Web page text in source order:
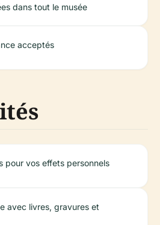
dans tout le musée
acceptés
pour vos effets personnels
avec livres, gravures et